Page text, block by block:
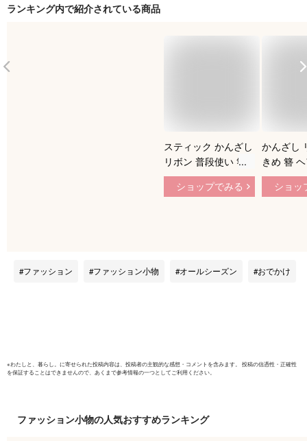
ランキング内で紹介されている商品
スティック かんざし
リボン 普段使い 簪
ヘアアクセサリー U
ピン ワンポイント
フォーマル メール便
ショップでみる
かんざし
きめ 簪
ック バチ
字 普段
ショッ
ファッション ファッション小物 オールシーズン おでかけ
※わたしと、暮らし。 に寄せられた投稿内容は、投稿者の主観的な感想・コメントを含みます。 投稿の信憑性・正確性
を保証することはできませんので、あくまで参考情報の一つとしてご利用ください。
ファッション小物の人気おすすめランキング